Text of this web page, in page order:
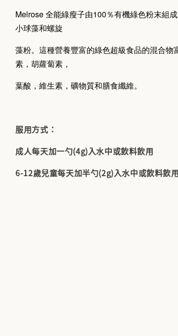
Melrose 全能綠瘦子由100％有機綠色粉末組
小球藻和螺旋
藻粉。這種營養豐富的綠色超級食品的混合物
素，胡蘿蔔素，
葉酸，維生素，礦物質和膳食纖維。
服用方式：
成人每天加一勺(4g)入水中或飲料飲用
6-12歲兒童每天加半勺(2g)入水中或飲料飲用